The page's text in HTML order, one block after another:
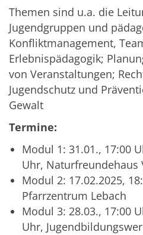
Themen sind u.a. die
Jugendgruppen und
Konfliktmanagement,
Erlebnispädagogik;
von Veranstaltungen;
Jugendschutz und
Gewalt
Termine:
Modul 1: 31.01., 17:00
Uhr, Naturfreundehaus
Modul 2: 17.02.2025,
Pfarrzentrum Lebach
Modul 3: 28.03., 17:00
Uhr,